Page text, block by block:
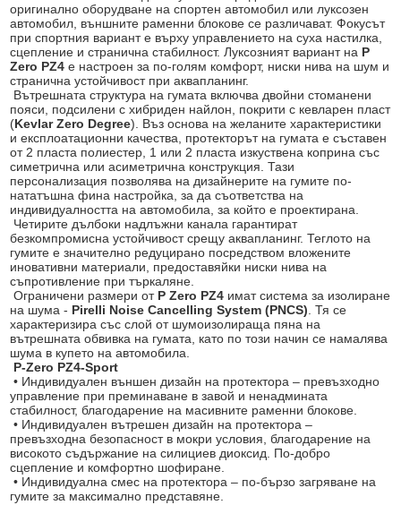
оригинално оборудване на спортен автомобил или луксозен
автомобил, външните раменни блокове се различават. Фокусът
при спортния вариант е върху управлението на суха настилка,
сцепление и странична стабилност. Луксозният вариант на P
Zero PZ4 е настроен за по-голям комфорт, ниски нива на шум и
странична устойчивост при аквапланинг.
Вътрешната структура на гумата включва двойни стоманени
пояси, подсилени с хибриден найлон, покрити с кевларен пласт
(Kevlar Zero Degree). Въз основа на желаните характеристики
и експлоатационни качества, протекторът на гумата е съставен
от 2 пласта полиестер, 1 или 2 пласта изкуствена коприна със
симетрична или асиметрична конструкция. Тази
персонализация позволява на дизайнерите на гумите по-
нататъшна фина настройка, за да съответства на
индивидуалността на автомобила, за който е проектирана.
Четирите дълбоки надлъжни канала гарантират
безкомпромисна устойчивост срещу аквапланинг. Теглото на
гумите е значително редуцирано посредством вложените
иновативни материали, предоставяйки ниски нива на
съпротивление при търкаляне.
Ограничени размери отP Zero PZ4 имат система за изолиране
на шума - Pirelli Noise Cancelling System (PNCS). Тя се
характеризира със слой от шумоизолираща пяна на
вътрешната обвивка на гумата, като по този начин се намалява
шума в купето на автомобила.
P-Zero PZ4-Sport
• Индивидуален външен дизайн на протектора – превъзходно
управление при преминаване в завой и ненадмината
стабилност, благодарение на масивните раменни блокове.
• Индивидуален вътрешен дизайн на протектора –
превъзходна безопасност в мокри условия, благодарение на
високото съдържание на силициев диоксид. По-добро
сцепление и комфортно шофиране.
• Индивидуална смес на протектора – по-бързо загряване на
гумите за максимално представяне.